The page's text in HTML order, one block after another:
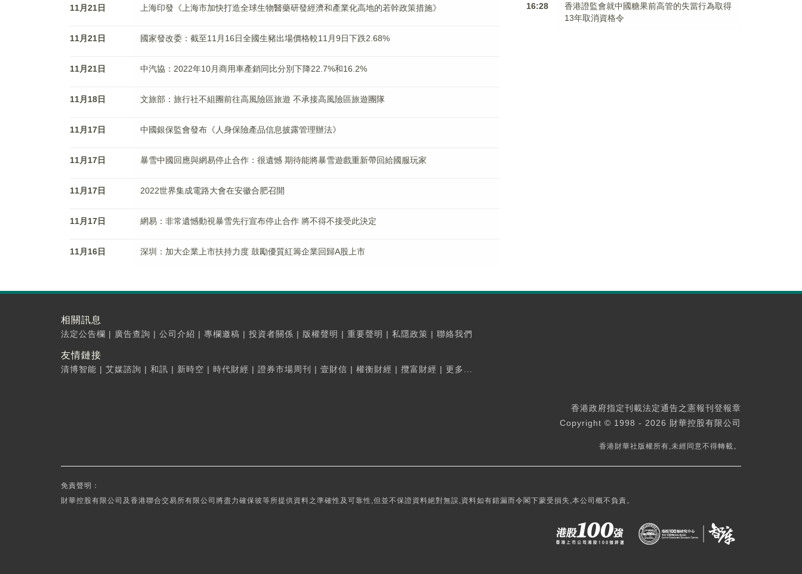
11月21日 上海印發《上海市加快打造全球生物醫藥研發經濟和產業化高地的若幹政策措施》
11月21日 國家發改委：截至11月16日全國生豬出場價格較11月9日下跌2.68%
11月21日 中汽協：2022年10月商用車產銷同比分別下降22.7%和16.2%
11月18日 文旅部：旅行社不組團前往高風險區旅遊 不承接高風險區旅遊團隊
11月17日 中國銀保監會發布《人身保險產品信息披露管理辦法》
11月17日 暴雪中國回應與網易停止合作：很遺憾 期待能將暴雪遊戲重新帶回給國服玩家
11月17日 2022世界集成電路大會在安徽合肥召開
11月17日 網易：非常遺憾動視暴雪先行宣布停止合作 將不得不接受此決定
11月16日 深圳：加大企業上市扶持力度 鼓勵優質紅籌企業回歸A股上市
16:28
香港證監會就中國糖果前高管的失當行為取得
13年取消資格令
相關訊息
法定公告欄 | 廣告查詢 | 公司介紹 | 專欄邀稿 | 投資者關係 | 版權聲明 | 重要聲明 | 私隱政策 | 聯絡我們
友情鏈接
清博智能 | 艾媒諮詢 | 和訊 | 新時空 | 時代財經 | 證券市場周刊 | 壹財信 | 權衡財經 | 攬富財經 | 更多...
香港政府指定刊載法定通告之憲報刊登報章
Copyright © 1998 - 2026 財華控股有限公司
香港財華社版權所有,未經同意不得轉載。
免責聲明：
財華控股有限公司及香港聯合交易所有限公司將盡力確保彼等所提供資料之準確性及可靠性,但並不保證資料絕對無誤,資料如有錯漏而令閣下蒙受損失,本公司概不負責。